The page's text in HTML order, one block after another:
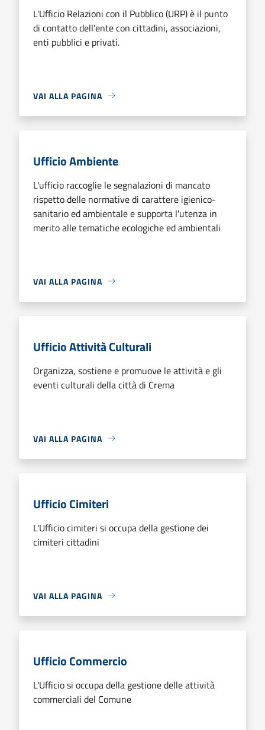
L'Ufficio Relazioni con il Pubblico (URP) è il punto
di contatto dell'ente con cittadini, associazioni,
enti pubblici e privati.
VAI ALLA PAGINA
Ufficio Ambiente
L'ufficio raccoglie le segnalazioni di mancato
rispetto delle normative di carattere igienico-
sanitario ed ambientale e supporta l'utenza in
merito alle tematiche ecologiche ed ambientali
VAI ALLA PAGINA
Ufficio Attività Culturali
Organizza, sostiene e promuove le attività e gli
eventi culturali della città di Crema
VAI ALLA PAGINA
Ufficio Cimiteri
L'Ufficio cimiteri si occupa della gestione dei
cimiteri cittadini
VAI ALLA PAGINA
Ufficio Commercio
L'Ufficio si occupa della gestione delle attività
commerciali del Comune